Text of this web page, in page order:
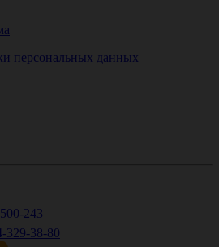
персональных данных
243
329-38-80